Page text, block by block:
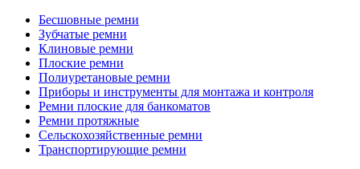
Бесшовные ремни
Зубчатые ремни
Клиновые ремни
Плоские ремни
Полиуретановые ремни
Приборы и инструменты для монтажа и контроля
Ремни плоские для банкоматов
Ремни протяжные
Сельскохозяйственные ремни
Транспортирующие ремни